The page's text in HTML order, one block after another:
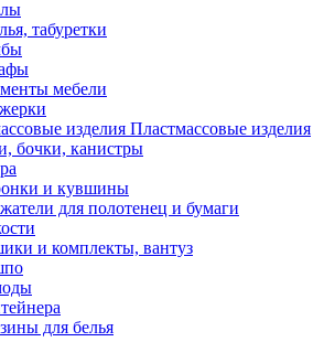
табуретки
мебели
Пластмассовые изделия
бочки, канистры
и кувшины
для полотенец и бумаги
и комплекты, вантуз
для белья